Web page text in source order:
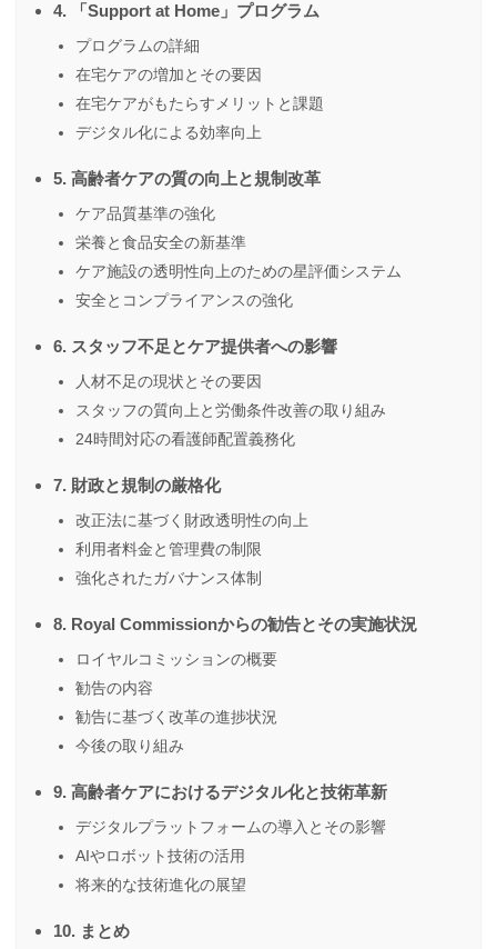
4. 「Support at Home」プログラム
プログラムの詳細
在宅ケアの増加とその要因
在宅ケアがもたらすメリットと課題
デジタル化による効率向上
5. 高齢者ケアの質の向上と規制改革
ケア品質基準の強化
栄養と食品安全の新基準
ケア施設の透明性向上のための星評価システム
安全とコンプライアンスの強化
6. スタッフ不足とケア提供者への影響
人材不足の現状とその要因
スタッフの質向上と労働条件改善の取り組み
24時間対応の看護師配置義務化
7. 財政と規制の厳格化
改正法に基づく財政透明性の向上
利用者料金と管理費の制限
強化されたガバナンス体制
8. Royal Commissionからの勧告とその実施状況
ロイヤルコミッションの概要
勧告の内容
勧告に基づく改革の進捗状況
今後の取り組み
9. 高齢者ケアにおけるデジタル化と技術革新
デジタルプラットフォームの導入とその影響
AIやロボット技術の活用
将来的な技術進化の展望
10. まとめ